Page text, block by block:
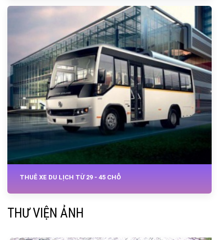
THUÊ XE DU LỊCH TỪ 29 - 45 CHỖ
THƯ VIỆN ẢNH